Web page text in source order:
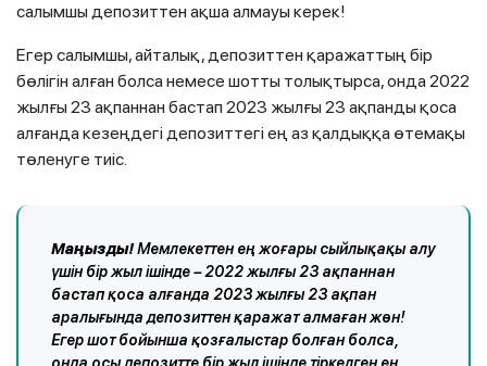
салымшы депозиттен ақша алмауы керек!
Егер салымшы, айталық, депозиттен қаражаттың бір
бөлігін алған болса немесе шотты толықтырса, онда 2022
жылғы 23 ақпаннан бастап 2023 жылғы 23 ақпанды қоса
алғанда кезеңдегі депозиттегі ең аз қалдыққа өтемақы
төленуге тиіс.
Маңызды!Мемлекеттен ең жоғары сыйлықақы алу
үшін бір жыл ішінде – 2022 жылғы 23 ақпаннан
бастап қоса алғанда 2023 жылғы 23 ақпан
аралығында депозиттен қаражат алмаған жөн!
Егер шот бойынша қозғалыстар болған болса,